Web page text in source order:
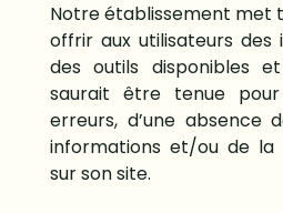
Notre établissement met
offrir aux utilisateurs
des outils disponibles
saurait être tenue
erreurs, d’une absence
informations et/ou de la
sur son site.